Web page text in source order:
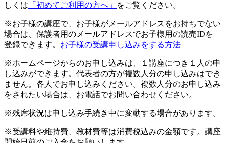
しくは 「初めてご利用の方へ」 をご覧ください。
※お子様の講座で、お子様がメールアドレスをお持ちでない
場合は、保護者用のメールアドレスでお子様用の読売IDを
登録できます。 お子様の受講申し込みをする方法
※ホームページからのお申し込みは、１講座につき１人の申
し込みができます。代表者の方が複数人分の申し込みはでき
ません。各人でお申し込みください。複数人分のお申し込み
をされたい場合は、お電話でお問い合わせください。
※残席状況は申し込み手続き中に変動する場合があります。
※受講料や維持費、教材費等は消費税込みの金額です。講座